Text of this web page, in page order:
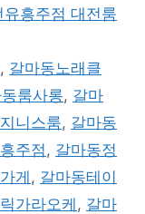
흥주점 대전룸
, 갈마동노래클
룸사롱, 갈마
니스룸, 갈마동
주점, 갈마동정
게 , 갈마동테이
가라오케, 갈마